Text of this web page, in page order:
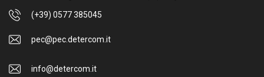
(+39) 0577 385045
pec@pec.detercom.it
info@detercom.it